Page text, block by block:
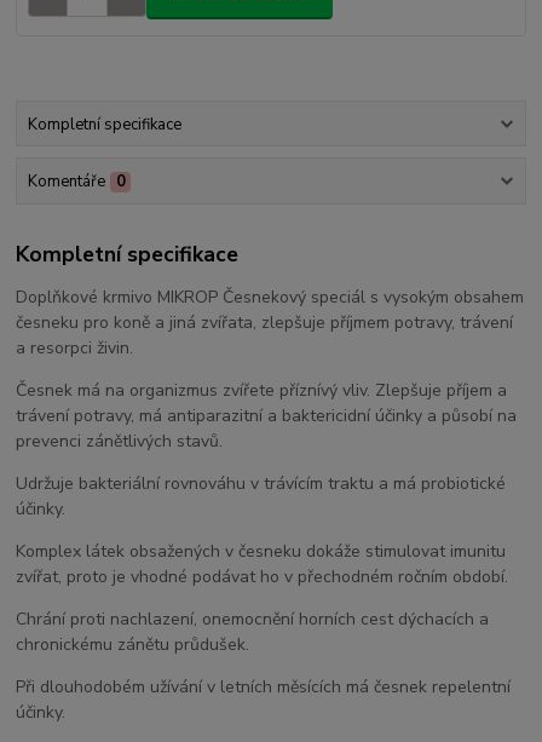
Kompletní specifikace
Komentáře 0
Kompletní specifikace
Doplňkové krmivo MIKROP Česnekový speciál s vysokým obsahem
česneku pro koně a jiná zvířata, zlepšuje příjmem potravy, trávení
a resorpci živin.
Česnek má na organizmus zvířete příznívý vliv. Zlepšuje příjem a
trávení potravy, má antiparazitní a baktericidní účinky a působí na
prevenci zánětlivých stavů.
Udržuje bakteriální rovnováhu v trávícím traktu a má probiotické
účinky.
Komplex látek obsažených v česneku dokáže stimulovat imunitu
zvířat, proto je vhodné podávat ho v přechodném ročním období.
Chrání proti nachlazení, onemocnění horních cest dýchacích a
chronickému zánětu průdušek.
Při dlouhodobém užívání v letních měsících má česnek repelentní
účinky.